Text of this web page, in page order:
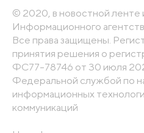
© 2020, в новостной ленте
Информационного
Все права защищены.
принятия решения о
ФС77-78746 от 30 июля
Федеральной службой по
информационных
коммуникаций